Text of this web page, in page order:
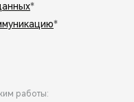
*
*
работы: